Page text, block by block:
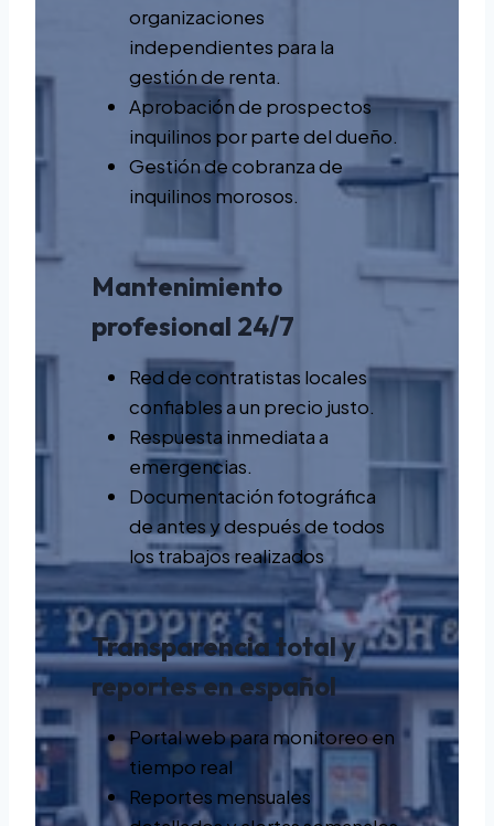
organizaciones
independientes para la
gestión de renta.
Aprobación de prospectos
inquilinos por parte del dueño.
Gestión de cobranza de
inquilinos morosos.
Mantenimiento
profesional 24/7
Red de contratistas locales
confiables a un precio justo.
Respuesta inmediata a
emergencias.
Documentación fotográfica
de antes y después de todos
los trabajos realizados
Transparencia total y
reportes en español
Portal web para monitoreo en
tiempo real
Reportes mensuales